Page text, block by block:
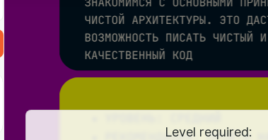
Level required: